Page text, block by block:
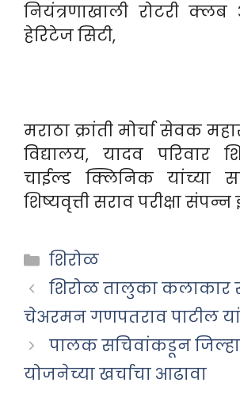
नियंत्रणाखाली रोटरी
हेरिटेज सिटी,
मराठा क्रांती मोर्चा सेवक
विद्यालय, यादव परिवार
चाईल्ड क्लिनिक यांच्या
शिष्यवृत्ती सराव परीक्षा संपन्न
Categories
शिरोळ
शिरोळ तालुका कलाकार
चेअरमन गणपतराव पाटील
पालक सचिवांकडून जिल्हा
योजनेच्या खर्चाचा आढावा